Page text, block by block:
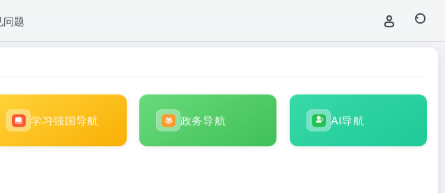
问题
学习强国导航 政务导航 AI导航